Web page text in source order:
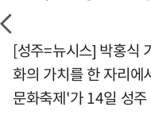
[성주=뉴시스] 박홍식
화의 가치를 한 자리
문화축제'가 14일 성